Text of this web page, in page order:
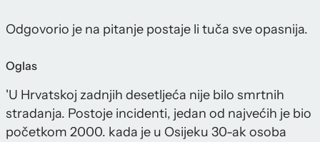
Odgovorio je na pitanje postaje li tuča sve opasnija.
Oglas
'U Hrvatskoj zadnjih desetljeća nije bilo smrtnih
stradanja. Postoje incidenti, jedan od najvećih je bio
početkom 2000. kada je u Osijeku 30-ak osoba